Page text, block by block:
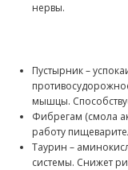
нервы.
Пустырник –
мышцы.
Фибрегам (смола
работу
Таурин –
системы. Снижет